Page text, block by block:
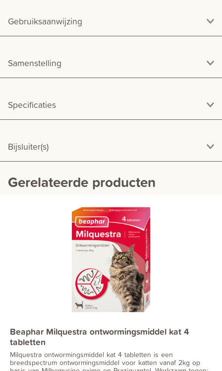
Gebruiksaanwijzing
Samenstelling
Specificaties
Bijsluiter(s)
Gerelateerde producten
Beaphar Milquestra ontwormingsmiddel kat 4
tabletten
Milquestra ontwormingsmiddel kat 4 tabletten is een
breedspectrum ontwormingsmiddel voor katten vanaf 2kg op